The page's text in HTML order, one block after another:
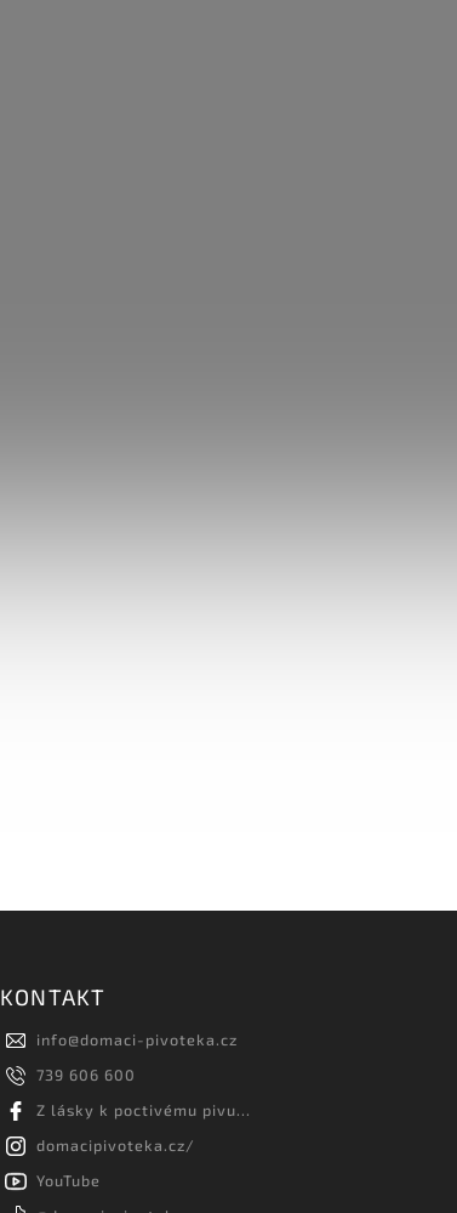
KONTAKT
info@domaci-pivoteka.cz
739 606 600
Z lásky k poctivému pivu...
domacipivoteka.cz/
YouTube